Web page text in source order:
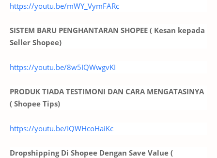
https://youtu.be/mWY_VymFARc
SISTEM BARU PENGHANTARAN SHOPEE ( Kesan kepada
Seller Shopee)
https://youtu.be/8w5IQWwgvKI
PRODUK TIADA TESTIMONI DAN CARA MENGATASINYA
( Shopee Tips)
https://youtu.be/IQWHcoHaiKc
Dropshipping Di Shopee Dengan Save Value (